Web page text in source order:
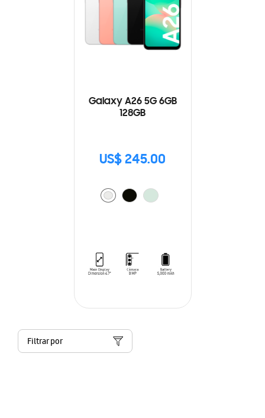
Galaxy A26 5G 6GB
128GB
US$ 245.00
Filtrar por